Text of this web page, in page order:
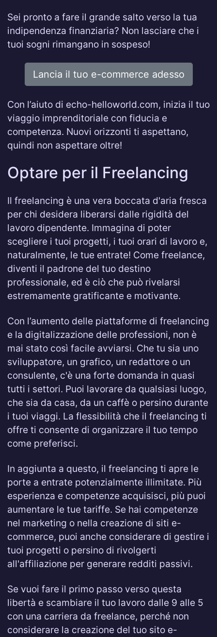
Sei pronto a fare il grande salto verso la tua
indipendenza finanziaria? Non lasciare che i
tuoi sogni rimangano in sospeso!
Lancia il tuo e-commerce adesso
Con l’aiuto di echo-helloworld.com, inizia il tuo
viaggio imprenditoriale con fiducia e
competenza. Nuovi orizzonti ti aspettano,
quindi non aspettare oltre!
Optare per il Freelancing
Il freelancing è una vera boccata d'aria fresca
per chi desidera liberarsi dalle rigidità del
lavoro dipendente. Immagina di poter
scegliere i tuoi progetti, i tuoi orari di lavoro e,
naturalmente, le tue entrate! Come freelance,
diventi il padrone del tuo destino
professionale, ed è ciò che può rivelarsi
estremamente gratificante e motivante.
Con l’aumento delle piattaforme di freelancing
e la digitalizzazione delle professioni, non è
mai stato così facile avviarsi. Che tu sia uno
sviluppatore, un grafico, un redattore o un
consulente, c'è una forte domanda in quasi
tutti i settori. Puoi lavorare da qualsiasi luogo,
che sia da casa, da un caffè o persino durante
i tuoi viaggi. La flessibilità che il freelancing ti
offre ti consente di organizzare il tuo tempo
come preferisci.
In aggiunta a questo, il freelancing ti apre le
porte a entrate potenzialmente illimitate. Più
esperienza e competenze acquisisci, più puoi
aumentare le tue tariffe. Se hai competenze
nel marketing o nella creazione di siti e-
commerce, puoi anche considerare di gestire i
tuoi progetti o persino di rivolgerti
all'affiliazione per generare redditi passivi.
Se vuoi fare il primo passo verso questa
libertà e scambiare il tuo lavoro dalle 9 alle 5
con una carriera da freelance, perché non
considerare la creazione del tuo sito e-